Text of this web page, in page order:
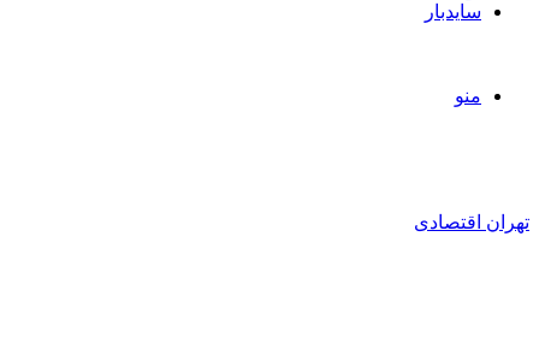
سایدبار
منو
تهران اقتصادی